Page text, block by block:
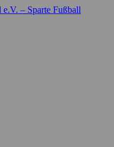
– Sparte Fußball